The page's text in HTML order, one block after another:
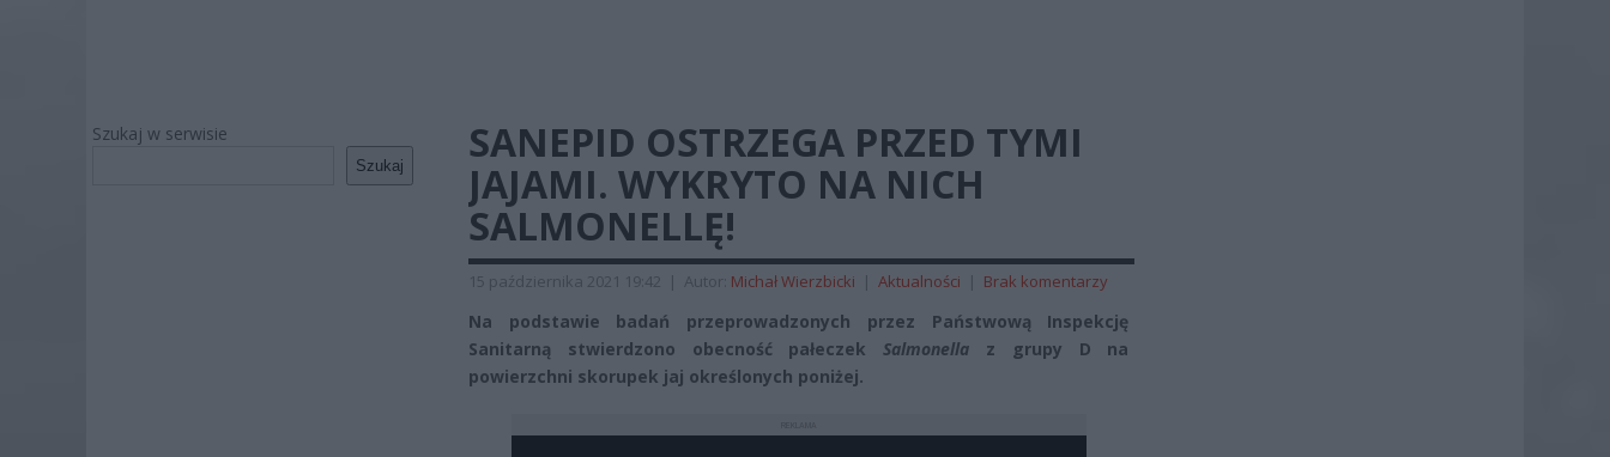
Szukaj w serwisie
Szukaj
SANEPID OSTRZEGA PRZED TYMI
JAJAMI. WYKRYTO NA NICH
SALMONELLĘ!
15 października 2021 19:42 | Autor: Michał Wierzbicki | Aktualności | Brak komentarzy
Na podstawie badań przeprowadzonych przez Państwową Inspekcję
Sanitarną stwierdzono obecność pałeczekSalmonella z grupy D na
powierzchni skorupek jaj określonych poniżej.